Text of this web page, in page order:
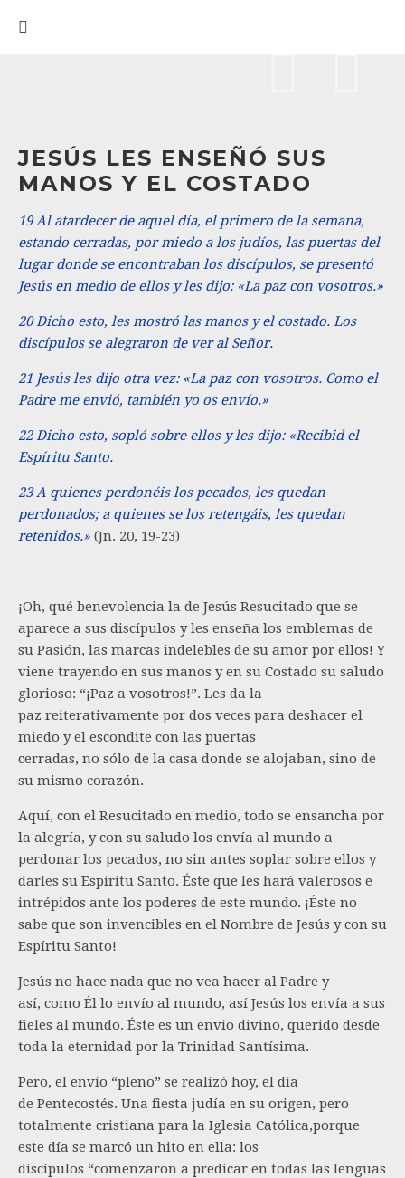
JESÚS LES ENSEÑÓ SUS
MANOS Y EL COSTADO
19 Al atardecer de aquel día, el primero de la semana,
estando cerradas, por miedo a los judíos, las puertas del
lugar donde se encontraban los discípulos, se presentó
Jesús en medio de ellos y les dijo: «La paz con vosotros.»
20 Dicho esto, les mostró las manos y el costado. Los
discípulos se alegraron de ver al Señor.
21 Jesús les dijo otra vez: «La paz con vosotros. Como el
Padre me envió, también yo os envío.»
22 Dicho esto, sopló sobre ellos y les dijo: «Recibid el
Espíritu Santo.
23 A quienes perdonéis los pecados, les quedan
perdonados; a quienes se los retengáis, les quedan
retenidos.» (Jn. 20, 19-23)
¡Oh, qué benevolencia la de Jesús Resucitado que se
aparece a sus discípulos y les enseña los emblemas de
su Pasión, las marcas indelebles de su amor por ellos! Y
viene trayendo en sus manos y en su Costado su saludo
glorioso: “¡Paz a vosotros!”. Les da la
paz reiterativamente por dos veces para deshacer el
miedo y el escondite con las puertas
cerradas, no sólo de la casa donde se alojaban, sino de
su mismo corazón.
Aquí, con el Resucitado en medio, todo se ensancha por
la alegría, y con su saludo los envía al mundo a
perdonar los pecados, no sin antes soplar sobre ellos y
darles su Espíritu Santo. Éste que les hará valerosos e
intrépidos ante los poderes de este mundo. ¡Éste no
sabe que son invencibles en el Nombre de Jesús y con su
Espíritu Santo!
Jesús no hace nada que no vea hacer al Padre y
así, como Él lo envío al mundo, así Jesús los envía a sus
fieles al mundo. Éste es un envío divino, querido desde
toda la eternidad por la Trinidad Santísima.
Pero, el envío “pleno” se realizó hoy, el día
de Pentecostés. Una fiesta judía en su origen, pero
totalmente cristiana para la Iglesia Católica,porque
este día se marcó un hito en ella: los
discípulos “comenzaron a predicar en todas las lenguas